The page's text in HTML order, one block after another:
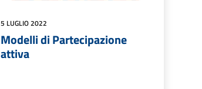
5 LUGLIO 2022
Modelli di Partecipazione
attiva